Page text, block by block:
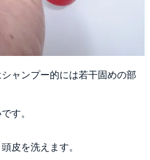
ャンプー的には若干固めの部
す。
皮を洗えます。